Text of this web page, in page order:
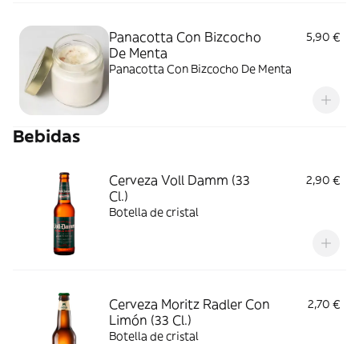
Panacotta Con Bizcocho
De Menta
5,90 €
Panacotta Con Bizcocho De Menta
Bebidas
Cerveza Voll Damm (33
Cl.)
2,90 €
Botella de cristal
Cerveza Moritz Radler Con
Limón (33 Cl.)
2,70 €
Botella de cristal